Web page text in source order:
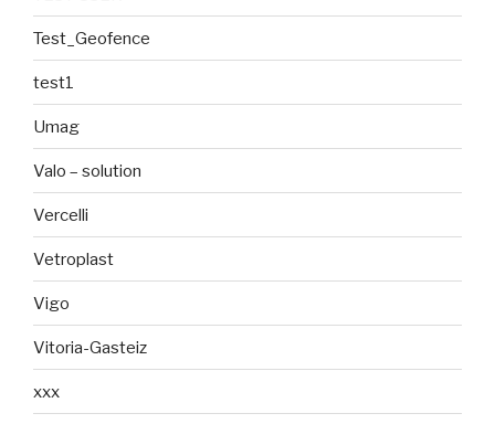
Test_Geofence
test1
Umag
Valo – solution
Vercelli
Vetroplast
Vigo
Vitoria-Gasteiz
xxx